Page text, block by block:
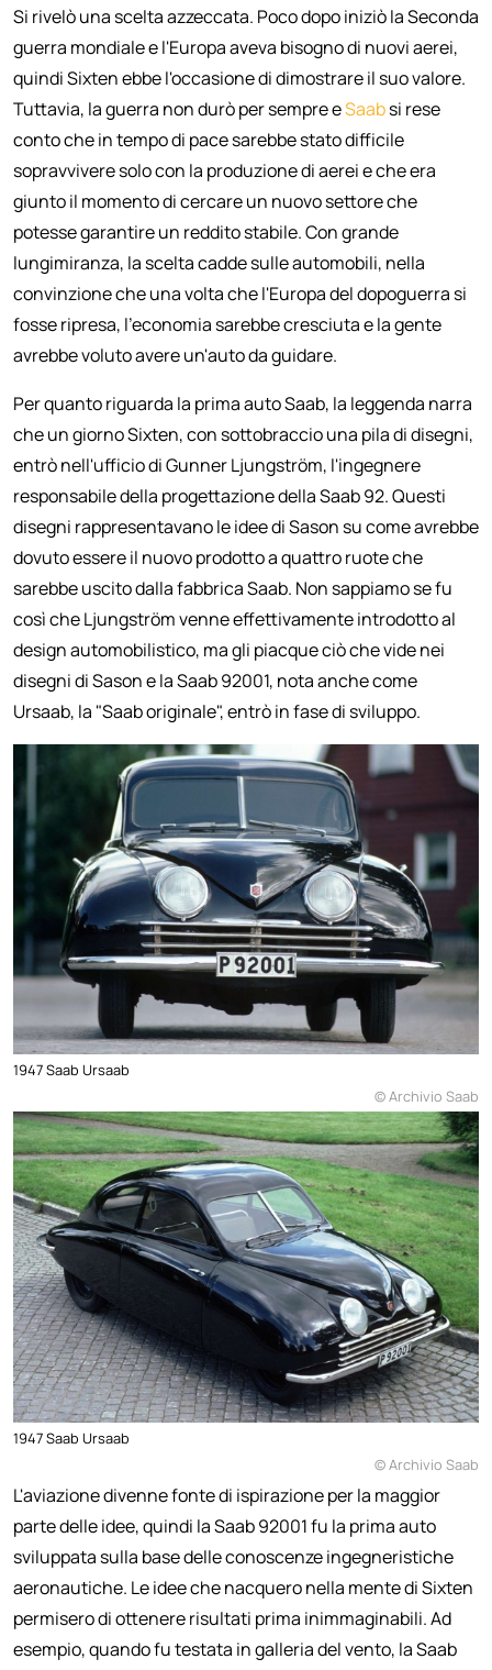
Si rivelò una scelta azzeccata. Poco dopo iniziò la Seconda
guerra mondiale e l'Europa aveva bisogno di nuovi aerei,
quindi Sixten ebbe l'occasione di dimostrare il suo valore.
Tuttavia, la guerra non durò per sempre eSaabsi rese
conto che in tempo di pace sarebbe stato difficile
sopravvivere solo con la produzione di aerei e che era
giunto il momento di cercare un nuovo settore che
potesse garantire un reddito stabile. Con grande
lungimiranza, la scelta cadde sulle automobili, nella
convinzione che una volta che l'Europa del dopoguerra si
fosse ripresa, l'economia sarebbe cresciuta e la gente
avrebbe voluto avere un'auto da guidare.
Per quanto riguarda la prima auto Saab, la leggenda narra
che un giorno Sixten, con sottobraccio una pila di disegni,
entrò nell'ufficio di Gunner Ljungström, l'ingegnere
responsabile della progettazione della Saab 92. Questi
disegni rappresentavano le idee di Sason su come avrebbe
dovuto essere il nuovo prodotto a quattro ruote che
sarebbe uscito dalla fabbrica Saab. Non sappiamo se fu
così che Ljungström venne effettivamente introdotto al
design automobilistico, ma gli piacque ciò che vide nei
disegni di Sason e la Saab 92001, nota anche come
Ursaab, la "Saab originale", entrò in fase di sviluppo.
1947 Saab Ursaab
© Archivio Saab
1947 Saab Ursaab
© Archivio Saab
L'aviazione divenne fonte di ispirazione per la maggior
parte delle idee, quindi la Saab 92001 fu la prima auto
sviluppata sulla base delle conoscenze ingegneristiche
aeronautiche. Le idee che nacquero nella mente di Sixten
permisero di ottenere risultati prima inimmaginabili. Ad
esempio, quando fu testata in galleria del vento, la Saab